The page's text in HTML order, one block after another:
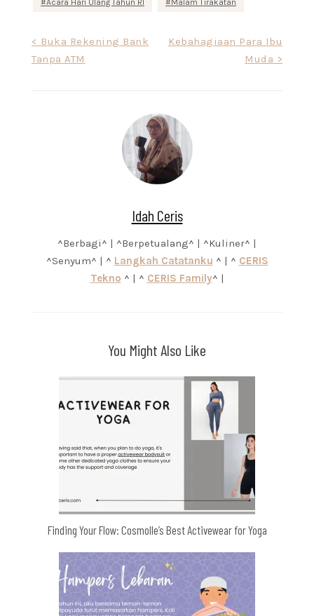
Acara Hari Ulang Tahun RI Malam Tirakatan
navigation
< Buka Rekening Bank
Tanpa ATM
Kebahagiaan Para Ibu
Muda >
Idah Ceris
^Berbagi^ | ^Berpetualang^ | ^Kuliner^ |
^Senyum^ | ^ Langkah Catatanku ^ | ^ CERIS
Tekno ^ | ^ CERIS Family^ |
You Might Also Like
Finding Your Flow: Cosmolle’s Best Activewear for Yoga